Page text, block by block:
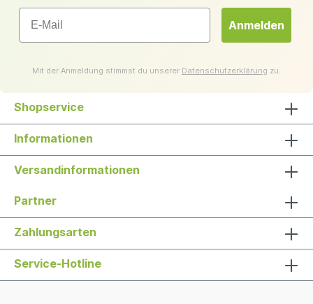
Email
Anmelden
Mit der Anmeldung stimmst du unserer Datenschutzerklärung zu.
Shopservice
Informationen
Versandinformationen
Partner
Zahlungsarten
Service-Hotline